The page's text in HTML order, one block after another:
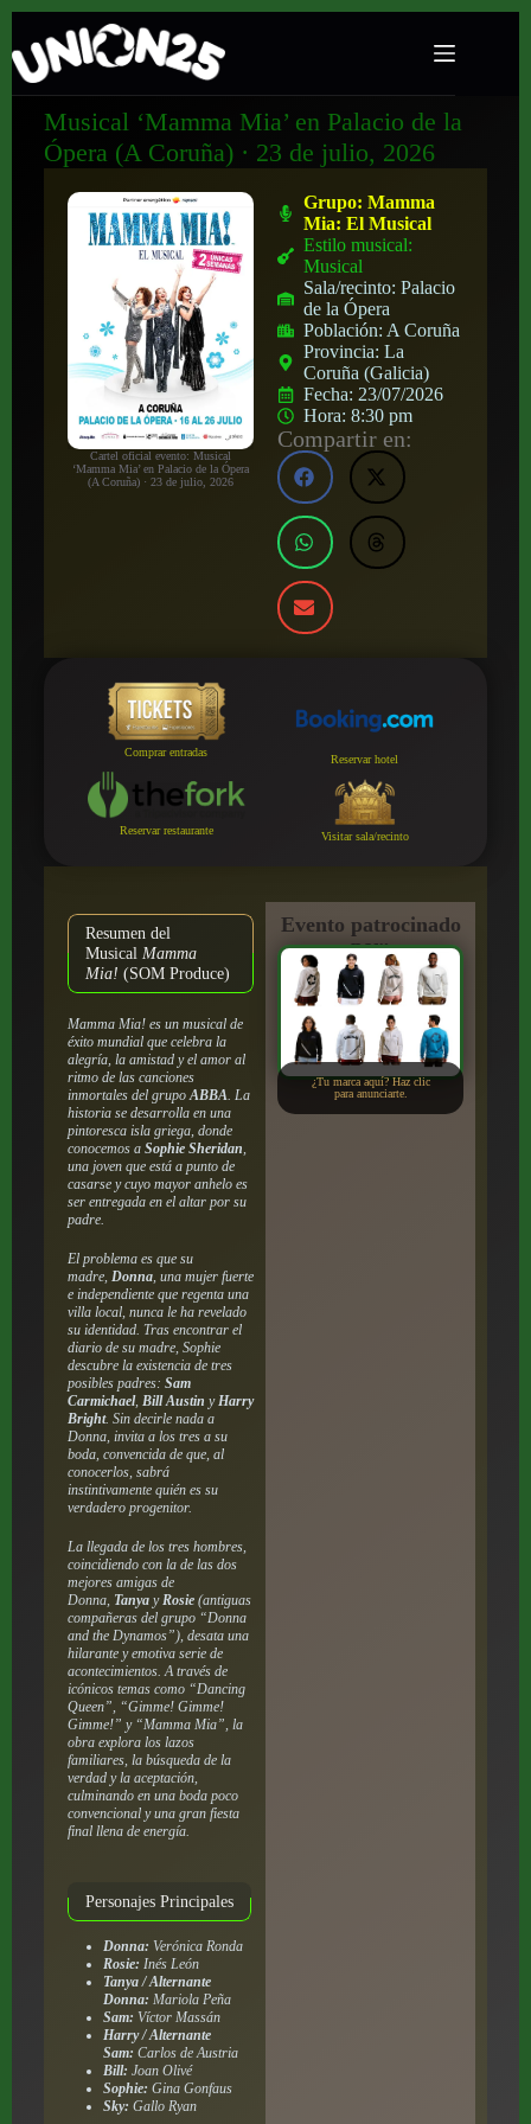
Musical ‘Mamma Mia’ en Palacio de la
Ópera (A Coruña) · 23 de julio, 2026
Cartel oficial evento: Musical
‘Mamma Mia’ en Palacio de la Ópera
(A Coruña) · 23 de julio, 2026
Grupo:Mamma
Mia: El Musical
Estilo musical:
Musical
Sala/recinto:Palacio
de la Ópera
Población: A Coruña
Provincia:La
Coruña (Galicia)
Fecha: 23/07/2026
Hora:8:30 pm
Compartir en:
Comprar entradas
Reservar hotel
Reservar restaurante Visitar sala/recinto
Resumen del
Musical Mamma
Mia! (SOM Produce)
Mamma Mia!es un musical de
éxito mundial que celebra la
alegría, la amistad y el amor al
ritmo de las canciones
inmortales del grupoABBA. La
historia se desarrolla en una
pintoresca isla griega, donde
conocemos a Sophie Sheridan,
una joven que está a punto de
casarse y cuyo mayor anhelo es
ser entregada en el altar por su
padre.
El problema es que su
madre, Donna, una mujer fuerte
e independiente que regenta una
villa local, nunca le ha revelado
su identidad. Tras encontrar el
diario de su madre, Sophie
descubre la existencia de tres
posibles padres: Sam
Carmichael, Bill Austin yHarry
Bright. Sin decirle nada a
Donna, invita a los tres a su
boda, convencida de que, al
conocerlos, sabrá
instintivamente quién es su
verdadero progenitor.
La llegada de los tres hombres,
coincidiendo con la de las dos
mejores amigas de
Donna, TanyayRosie(antiguas
compañeras del grupo “Donna
and the Dynamos”), desata una
hilarante y emotiva serie de
acontecimientos. A través de
icónicos temas como “Dancing
Queen”, “Gimme! Gimme!
Gimme!” y “Mamma Mia”, la
obra explora los lazos
familiares, la búsqueda de la
verdad y la aceptación,
culminando en una boda poco
convencional y una gran fiesta
final llena de energía.
Personajes Principales
Donna: Verónica Ronda
Rosie: Inés León
Tanya / Alternante
Donna: Mariola Peña
Sam: Víctor Massán
Harry / Alternante
Sam: Carlos de Austria
Bill: Joan Olivé
Sophie: Gina Gonfaus
Sky: Gallo Ryan
Evento patrocinado
por:
¿Tu marca aquí? Haz clic
para anunciarte.